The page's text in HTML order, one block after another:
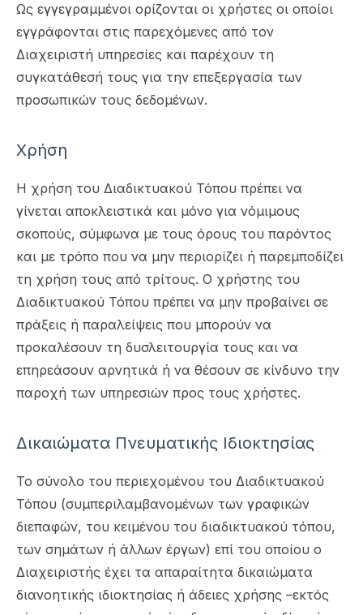
Ως εγγεγραμμένοι ορίζονται οι χρήστες οι οποίοι
εγγράφονται στις παρεχόμενες από τον
Διαχειριστή υπηρεσίες και παρέχουν τη
συγκατάθεσή τους για την επεξεργασία των
προσωπικών τους δεδομένων.
Χρήση
Η χρήση του Διαδικτυακού Τόπου πρέπει να
γίνεται αποκλειστικά και μόνο για νόμιμους
σκοπούς, σύμφωνα με τους όρους του παρόντος
και με τρόπο που να μην περιορίζει ή παρεμποδίζει
τη χρήση τους από τρίτους. Ο χρήστης του
Διαδικτυακού Τόπου πρέπει να μην προβαίνει σε
πράξεις ή παραλείψεις που μπορούν να
προκαλέσουν τη δυσλειτουργία τους και να
επηρεάσουν αρνητικά ή να θέσουν σε κίνδυνο την
παροχή των υπηρεσιών προς τους χρήστες.
Δικαιώματα Πνευματικής Ιδιοκτησίας
Το σύνολο του περιεχομένου του Διαδικτυακού
Τόπου (συμπεριλαμβανομένων των γραφικών
διεπαφών, του κειμένου του διαδικτυακού τόπου,
των σημάτων ή άλλων έργων) επί του οποίου ο
Διαχειριστής έχει τα απαραίτητα δικαιώματα
διανοητικής ιδιοκτησίας ή άδειες χρήσης –εκτός